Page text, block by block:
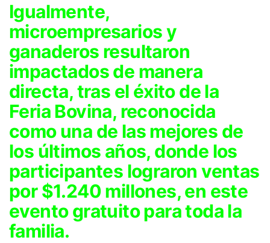
Igualmente,
microempresarios y
ganaderos resultaron
impactados de manera
directa, tras el éxito de la
Feria Bovina, reconocida
como una de las mejores de
los últimos años, donde los
participantes lograron ventas
por $1.240 millones, en este
evento gratuito para toda la
familia.